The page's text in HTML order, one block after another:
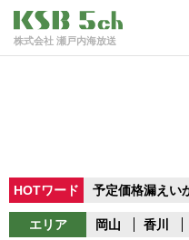
株式会社 瀬戸内海放送
HOTワード 予定価格漏えい
エリア 岡山 香川